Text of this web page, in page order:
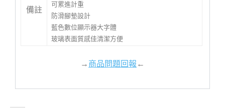
備註
可累進計重
防滑腳墊設計
藍色數位顯示器大字體
玻璃表面質感佳清潔方便
→商品問題回報←